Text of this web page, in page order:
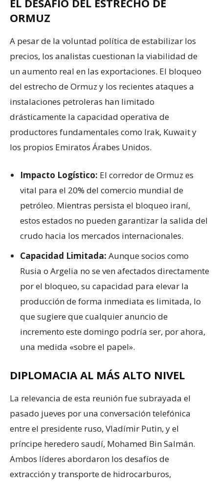
EL DESAFÍO DEL ESTRECHO DE
ORMUZ
A pesar de la voluntad política de estabilizar los
precios, los analistas cuestionan la viabilidad de
un aumento real en las exportaciones. El bloqueo
del estrecho de Ormuz y los recientes ataques a
instalaciones petroleras han limitado
drásticamente la capacidad operativa de
productores fundamentales como Irak, Kuwait y
los propios Emiratos Árabes Unidos.
Impacto Logístico: El corredor de Ormuz es
vital para el 20% del comercio mundial de
petróleo. Mientras persista el bloqueo iraní,
estos estados no pueden garantizar la salida del
crudo hacia los mercados internacionales.
Capacidad Limitada: Aunque socios como
Rusia o Argelia no se ven afectados directamente
por el bloqueo, su capacidad para elevar la
producción de forma inmediata es limitada, lo
que sugiere que cualquier anuncio de
incremento este domingo podría ser, por ahora,
una medida «sobre el papel».
DIPLOMACIA AL MÁS ALTO NIVEL
La relevancia de esta reunión fue subrayada el
pasado jueves por una conversación telefónica
entre el presidente ruso, Vladímir Putin, y el
príncipe heredero saudí, Mohamed Bin Salmán.
Ambos líderes abordaron los desafíos de
extracción y transporte de hidrocarburos,